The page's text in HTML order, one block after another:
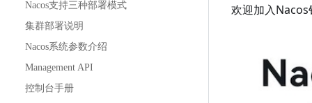
Nacos支持三种部署模式
集群部署说明
Nacos系统参数介绍
Management API
控制台手册
欢迎加入Nacos